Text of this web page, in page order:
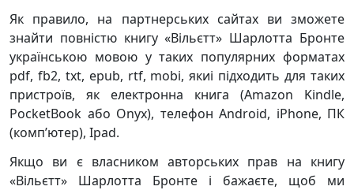
Як правило, на партнерських сайтах ви зможете
знайти повністю книгу «Вільєтт» Шарлотта Бронте
українською мовою у таких популярних форматах
pdf, fb2, txt, epub, rtf, mobi, якиі підходить для таких
пристроїв, як електронна книга (Amazon Kindle,
PocketBook або Onyx), телефон Android, iPhone, ПК
(комп’ютер), Ipad.
Якщо ви є власником авторських прав на книгу
«Вільєтт» Шарлотта Бронте і бажаєте, щоб ми